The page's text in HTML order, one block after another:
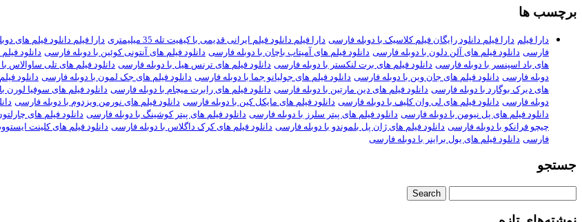
برچسب ها
دارا فیلم دارا فیلم دانلود رایگان فیلم کلاسیک با دوبله فارسی دارا فیلم دانلود فیلم ایرانی قدیمی با کیفیت تله 35 میلیمتری دارا فیلم دانلود فیلم های
فارسی دانلود فیلم های آلن دلون با دوبله فارسی دانلود فیلم های آمیتاب باچان با دوبله فارسی دانلود فیلم های آنتونی کوئین با دوبله فارسی دانلود
های باد اسپنسر با دوبله فارسی دانلود فیلم های برت لنکستر با دوبله فارسی دانلود فیلم های ترنس هیل با دوبله فارسی دانلود فیلم های تلی ساوالاس
دوبله فارسی دانلود فیلم های جان وین با دوبله فارسی دانلود فیلم های جولیانو جما با دوبله فارسی دانلود فیلم های جک لمون با دوبله فارسی دانلود
های دیرک بوگارد با دوبله فارسی دانلود فیلم های دین مارتین با دوبله فارسی دانلود فیلم های رابرت میچام با دوبله فارسی دانلود فیلم های سوفیا لورن
دوبله فارسی دانلود فیلم های لی وان کلیف با دوبله فارسی دانلود فیلم های مایکل کین با دوبله فارسی دانلود فیلم های نورمن ویزدوم با دوبله فارسی
دانلود فیلم های پل نیومن با دوبله فارسی دانلود فیلم های پیتر سلرز با دوبله فارسی دانلود فیلم های پیتر کوشینگ با دوبله فارسی دانلود فیلم های
چیچو فرانکو با دوبله فارسی دانلود فیلم های ژان پل بلموندو با دوبله فارسی دانلود فیلم های کرک داگلاس با دوبله فارسی دانلود فیلم های کلینت
فارسی دانلود فیلم های یول براینر با دوبله فارسی
جستجو